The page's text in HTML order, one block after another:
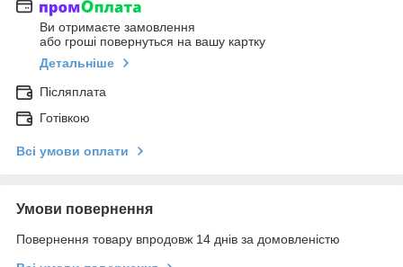
Ви отримаєте замовлення
або гроші повернуться на вашу картку
Детальніше
Післяплата
Готівкою
Всі умови оплати
Умови повернення
Повернення товару впродовж 14 днів за домовленістю